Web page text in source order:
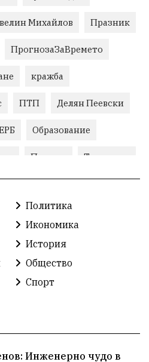
Михайлов Празник
ПрогнозаЗаВремето
кражба
ПТП Делян Пеевски
Образование
Пожари Традиции
Байкушев
побой алкохол
Общински съвет
Политика
Икономика
История
Общество
Спорт
Инженерно чудо в